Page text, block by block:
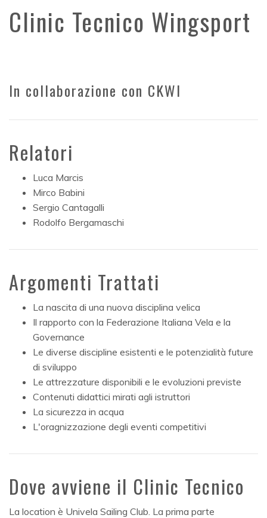
Clinic Tecnico Wingsport
In collaborazione con CKWI
Relatori
Luca Marcis
Mirco Babini
Sergio Cantagalli
Rodolfo Bergamaschi
Argomenti Trattati
La nascita di una nuova disciplina velica
Il rapporto con la Federazione Italiana Vela e la
Governance
Le diverse discipline esistenti e le potenzialità future
di sviluppo
Le attrezzature disponibili e le evoluzioni previste
Contenuti didattici mirati agli istruttori
La sicurezza in acqua
L'oragnizzazione degli eventi competitivi
Dove avviene il Clinic Tecnico
La location è Univela Sailing Club. La prima parte